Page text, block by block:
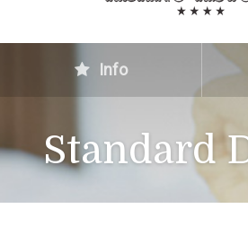
Info
Standard